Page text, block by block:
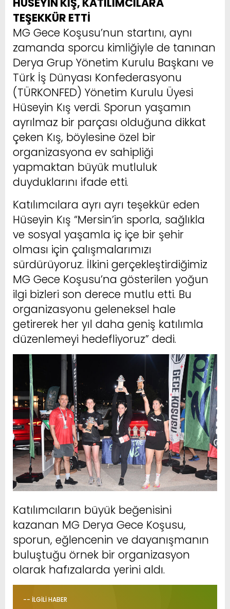
HÜSEYİN KIŞ, KATILIMCILARA
TEŞEKKÜR ETTİ
MG Gece Koşusu’nun startını, aynı
zamanda sporcu kimliğiyle de tanınan
Derya Grup Yönetim Kurulu Başkanı ve
Türk İş Dünyası Konfederasyonu
(TÜRKONFED) Yönetim Kurulu Üyesi
Hüseyin Kış verdi. Sporun yaşamın
ayrılmaz bir parçası olduğuna dikkat
çeken Kış, böylesine özel bir
organizasyona ev sahipliği
yapmaktan büyük mutluluk
duyduklarını ifade etti.
Katılımcılara ayrı ayrı teşekkür eden
Hüseyin Kış “Mersin’in sporla, sağlıkla
ve sosyal yaşamla iç içe bir şehir
olması için çalışmalarımızı
sürdürüyoruz. İlkini gerçekleştirdiğimiz
MG Gece Koşusu’na gösterilen yoğun
ilgi bizleri son derece mutlu etti. Bu
organizasyonu geleneksel hale
getirerek her yıl daha geniş katılımla
düzenlemeyi hedefliyoruz” dedi.
Katılımcıların büyük beğenisini
kazanan MG Derya Gece Koşusu,
sporun, eğlencenin ve dayanışmanın
buluştuğu örnek bir organizasyon
olarak hafızalarda yerini aldı.
-- İLGİLİ HABER